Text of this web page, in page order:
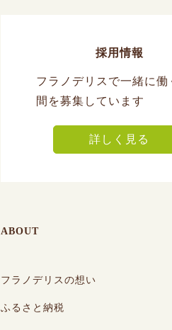
採用情報
フラノデリスで一緒に働
間を募集しています
詳しく見る
ABOUT
フラノデリスの想い
ふるさと納税